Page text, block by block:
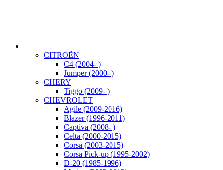
CITROËN
C4 (2004- )
Jumper (2000- )
CHERY
Tiggo (2009- )
CHEVROLET
Agile (2009-2016)
Blazer (1996-2011)
Captiva (2008- )
Celta (2000-2015)
Corsa (2003-2015)
Corsa Pick-up (1995-2002)
D-20 (1985-1996)